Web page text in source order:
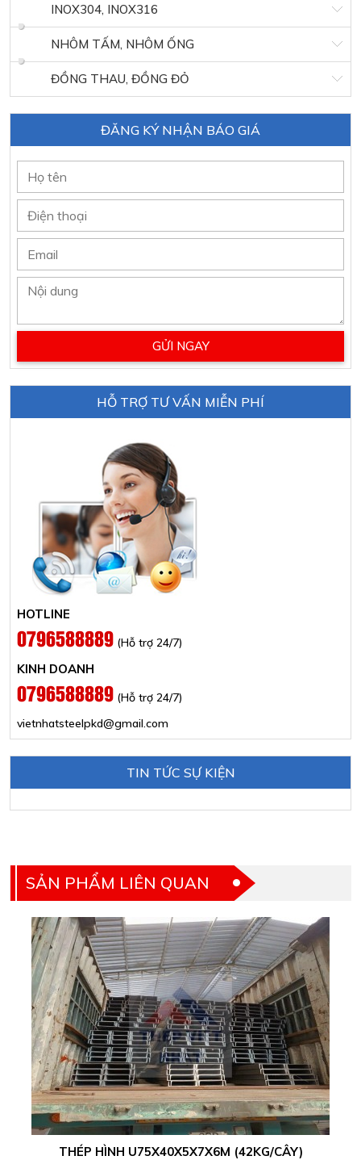
INOX304, INOX316
NHÔM TẤM, NHÔM ỐNG
ĐỒNG THAU, ĐỒNG ĐỎ
ĐĂNG KÝ NHẬN BÁO GIÁ
HỖ TRỢ TƯ VẤN MIỄN PHÍ
HOTLINE
0796588889 (Hỗ trợ 24/7)
KINH DOANH
0796588889 (Hỗ trợ 24/7)
vietnhatsteelpkd@gmail.com
TIN TỨC SỰ KIỆN
SẢN PHẨM LIÊN QUAN
THÉP HÌNH U75X40X5X7X6M (42KG/CÂY)